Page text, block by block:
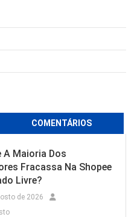
COMENTÁRIOS
A Maioria Dos
Fracassa Na Shopee
Livre?
de 2026